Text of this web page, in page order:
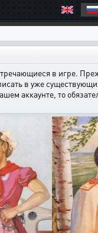
в игре.
в уже
аккаунте, то